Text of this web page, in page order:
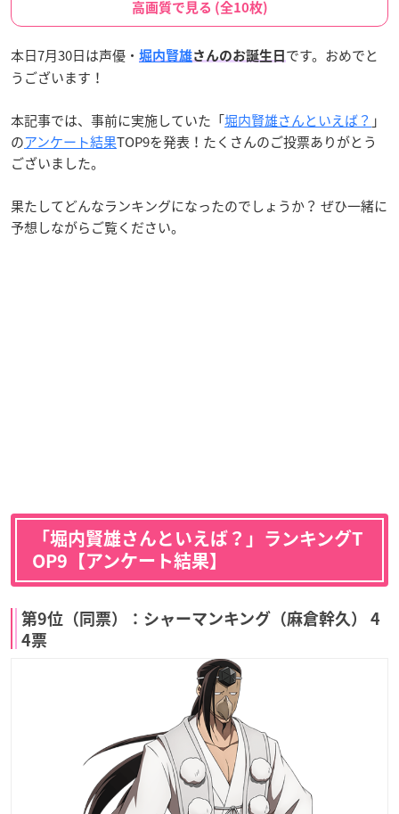
高画質で見る (全10枚)
本日7月30日は声優・ 堀内賢雄さんのお誕生日 です。おめでと
うございます！
本記事では、事前に実施していた「堀内賢雄さんといえば？ 」
のアンケート結果TOP9を発表！たくさんのご投票ありがとう
ございました。
果たしてどんなランキングになったのでしょうか？ ぜひ一緒に
予想しながらご覧ください。
「堀内賢雄さんといえば？」ランキングT
OP9【アンケート結果】
第9位（同票）：シャーマンキング（麻倉幹久） 4
4票